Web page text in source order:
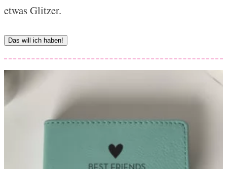
etwas Glitzer.
Das will ich haben!